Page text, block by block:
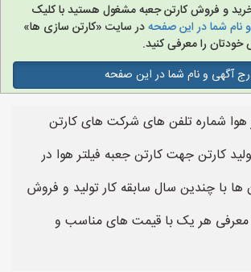
و فروش کارتن جعبه مشغول هستید با کلیک
نام شما در این صفحهدر سایت «کارتن سازی ها»
را معرفی کنید.
آگهی و نام شما در این صفحه
هوا شماره تلفن های شرکت های کارتن
کارتن جهت کارتن جعبه فیلتر هوا در
ها با چندین سال سابقه کار تولید و فروش
معرفی هر یک با قیمت های مناسب و